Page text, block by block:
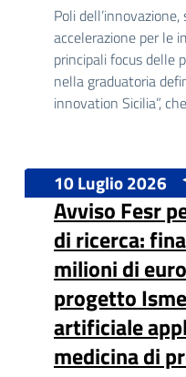
Poli
accelerazione per le
principali focus delle
nella graduatoria
innovation Sicilia”,
Avviso Fesr
di ricerca:
milioni di
progetto
artificiale
medicina di
10 Luglio 2026